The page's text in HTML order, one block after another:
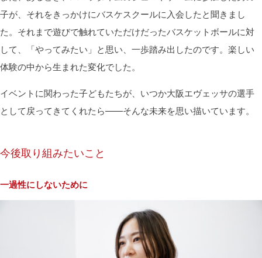
子が、それをきっかけにバスケスクールに入会したと聞きまし
た。それまで遊びで触れていただけだったバスケットボールに対
して、「やってみたい」と思い、一歩踏み出したのです。楽しい
体験の中から生まれた変化でした。
イベントに関わった子どもたちが、いつか大阪エヴェッサの選手
として戻ってきてくれたら――そんな未来を思い描いています。
今後取り組みたいこと
一過性にしないために